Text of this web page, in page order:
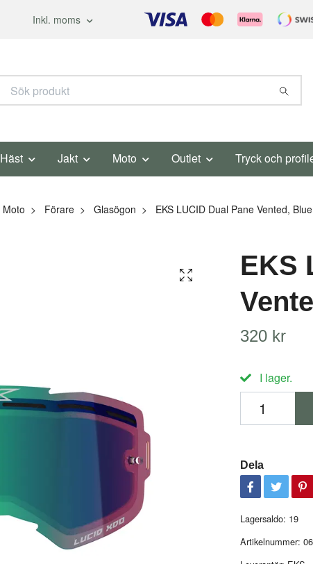
Inkl. moms
Häst Jakt Moto Outlet Tryck och
Moto Förare Glasögon EKS LUCID Dual Pane Vented,
EKS
320 kr
I lager.
Dela
Lagersaldo: 19
Artikelnummer: